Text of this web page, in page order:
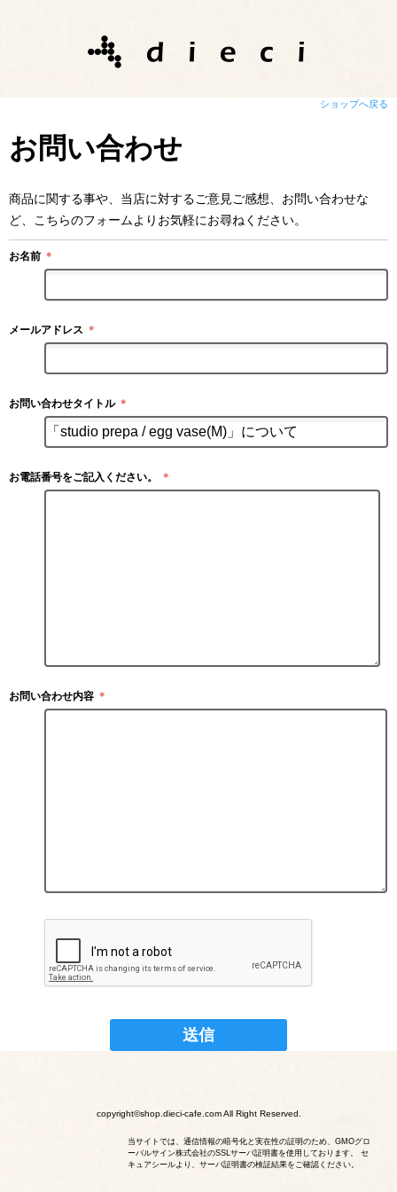
ショップへ戻る
お問い合わせ
商品に関する事や、当店に対するご意見ご感想、お問い合わせな
ど、こちらのフォームよりお気軽にお尋ねください。
お名前 ＊
メールアドレス ＊
お問い合わせタイトル ＊
お電話番号をご記入ください。 ＊
お問い合わせ内容 ＊
copyright©shop.dieci-cafe.com All Right Reserved.
当サイトでは、通信情報の暗号化と実在性の証明のため、GMOグロ
ーバルサイン株式会社のSSLサーバ証明書を使用しております。 セ
キュアシールより、サーバ証明書の検証結果をご確認ください。